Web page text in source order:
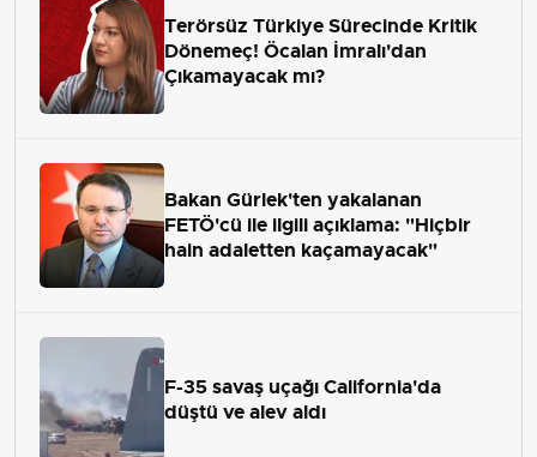
Terörsüz Türkiye Sürecinde Kritik
Dönemeç! Öcalan İmralı'dan
Çıkamayacak mı?
Bakan Gürlek'ten yakalanan
FETÖ'cü ile ilgili açıklama: "Hiçbir
hain adaletten kaçamayacak"
F-35 savaş uçağı California'da
düştü ve alev aldı